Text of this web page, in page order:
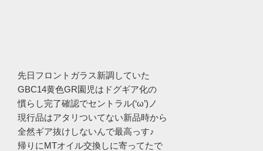
先日フロントガラス新調していた
GBC14黄色GR園児はドグギア化の
慣らし完了確認でセントラル(‘ω’)ノ
現行品はアタリついてない新品時から
全然ギア抜けしないんで最高っす♪
帰りにMTオイル交換しに寄ってたで